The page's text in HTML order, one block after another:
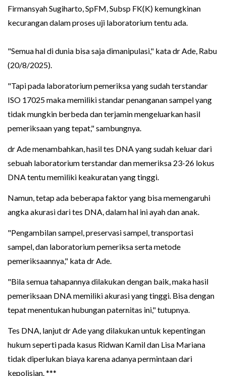
Firmansyah Sugiharto, SpFM, Subsp FK(K) kemungkinan
kecurangan dalam proses uji laboratorium tentu ada.
"Semua hal di dunia bisa saja dimanipulasi," kata dr Ade, Rabu
(20/8/2025).
"Tapi pada laboratorium pemeriksa yang sudah terstandar
ISO 17025 maka memiliki standar penanganan sampel yang
tidak mungkin berbeda dan terjamin mengeluarkan hasil
pemeriksaan yang tepat," sambungnya.
dr Ade menambahkan, hasil tes DNA yang sudah keluar dari
sebuah laboratorium terstandar dan memeriksa 23-26 lokus
DNA tentu memiliki keakuratan yang tinggi.
Namun, tetap ada beberapa faktor yang bisa memengaruhi
angka akurasi dari tes DNA, dalam hal ini ayah dan anak.
"Pengambilan sampel, preservasi sampel, transportasi
sampel, dan laboratorium pemeriksa serta metode
pemeriksaannya," kata dr Ade.
"Bila semua tahapannya dilakukan dengan baik, maka hasil
pemeriksaan DNA memiliki akurasi yang tinggi. Bisa dengan
tepat menentukan hubungan paternitas ini," tutupnya.
Tes DNA, lanjut dr Ade yang dilakukan untuk kepentingan
hukum seperti pada kasus Ridwan Kamil dan Lisa Mariana
tidak diperlukan biaya karena adanya permintaan dari
kepolisian. ***